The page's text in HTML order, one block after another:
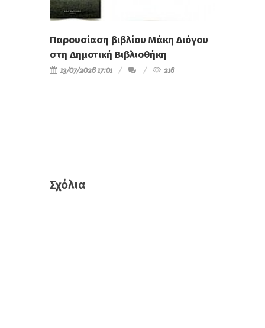
Παρουσίαση βιβλίου Μάκη Διόγου
στη Δημοτική Βιβλιοθήκη
13/07/2026 17:01 216
Σχόλια